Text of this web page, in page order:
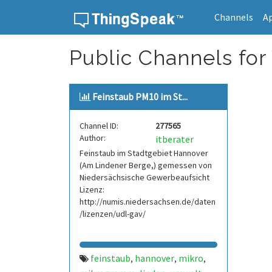
Channels
Public Channels for
Feinstaub PM10 im St...
Channel ID:
277565
Author:
itberater
Feinstaub im Stadtgebiet Hannover
(Am Lindener Berge,) gemessen von
Niedersächsische Gewerbeaufsicht
Lizenz:
http://numis.niedersachsen.de/daten
/lizenzen/udl-gav/
feinstaub, hannover, mikro,